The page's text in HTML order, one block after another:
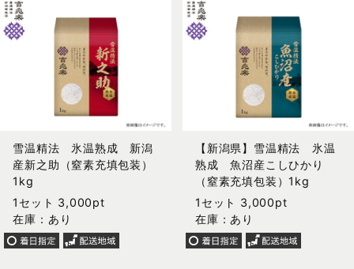
雪温精法 氷温熟成 新潟
産新之助（窒素充填包装）
1kg
1セット 3,000pt
在庫：あり
【新潟県】雪温精法 氷温
熟成 魚沼産こしひかり
（窒素充填包装）1kg
1セット 3,000pt
在庫：あり